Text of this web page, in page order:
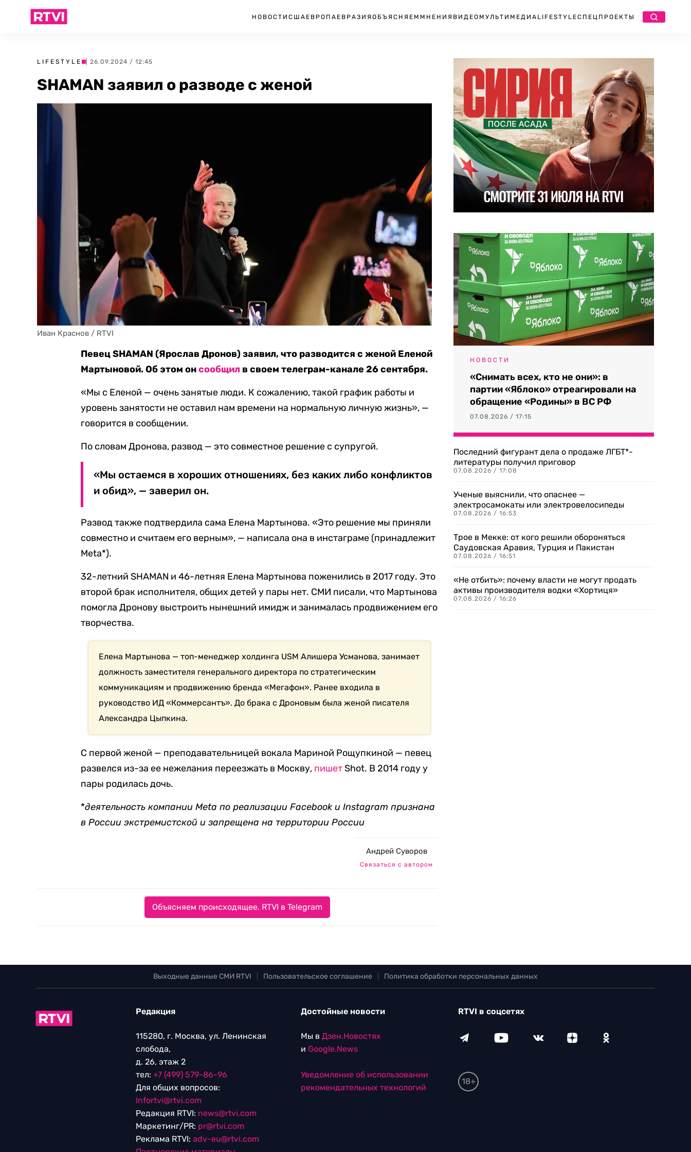
НОВОСТИ США ЕВРОПА ЕВРАЗИЯ ОБЪЯСНЯЕМ МНЕНИЯ ВИДЕО МУЛЬТИМЕДИА LIFESTYLEСПЕЦПРОЕКТЫ
LIFESTYLE | 26.09.2024 / 12:45
SHAMAN заявил о разводе с женой
Иван Краснов / RTVI
Певец SHAMAN (Ярослав Дронов) заявил, что разводится с женой Еленой
Мартыновой. Об этом онсообщил в своем телеграм-канале 26 сентября.
«Мы с Еленой — очень занятые люди. К сожалению, такой график работы и
уровень занятости не оставил нам времени на нормальную личную жизнь», —
говорится в сообщении.
По словам Дронова, развод — это совместное решение с супругой.
«Мы остаемся в хороших отношениях, без каких либо конфликтов
и обид», — заверил он.
Развод также подтвердила сама Елена Мартынова. «Это решение мы приняли
совместно и считаем его верным», — написала она в инстаграме (принадлежит
Meta*).
32-летний SHAMAN и 46-летняя Елена Мартынова поженились в 2017 году. Это
второй брак исполнителя, общих детей у пары нет. СМИ писали, что Мартынова
помогла Дронову выстроить нынешний имидж и занималась продвижением его
творчества.
Елена Мартынова — топ-менеджер холдинга USM Алишера Усманова, занимает
должность заместителя генерального директора по стратегическим
коммуникациям и продвижению бренда «Мегафон». Ранее входила в
руководство ИД «Коммерсантъ». До брака с Дроновым была женой писателя
Александра Цыпкина.
С первой женой — преподавательницей вокала Мариной Рощупкиной — певец
развелся из-за ее нежелания переезжать в Москву, пишетShot. В 2014 году у
пары родилась дочь.
*деятельность компании Meta по реализации Facebook и Instagram признана
в России экстремистской и запрещена на территории России
Андрей Суворов
Связаться с автором
Объясняем происходящее. RTVI в Telegram
НОВОСТИ
«Снимать всех, кто не они»: в
партии «Яблоко» отреагировали на
обращение «Родины» в ВС РФ
07.08.2026 / 17:15
Последний фигурант дела о продаже ЛГБТ*-
литературы получил приговор
07.08.2026 / 17:08
Ученые выяснили, что опаснее —
электросамокаты или электровелосипеды
07.08.2026 / 16:53
Трое в Мекке: от кого решили обороняться
Саудовская Аравия, Турция и Пакистан
07.08.2026 / 16:51
«Не отбить»: почему власти не могут продать
активы производителя водки «Хортиця»
07.08.2026 / 16:26
Выходные данные СМИ RTVI Пользовательское соглашение Политика обработки персональных данных
Редакция
115280, г. Москва, ул. Ленинская
слобода,
д. 26, этаж 2
тел: +7 (499) 579-86-96
Для общих вопросов:
Infortvi@rtvi.com
Редакция RTVI: news@rtvi.com
Маркетинг/PR: pr@rtvi.com
Реклама RTVI: adv-eu@rtvi.com
Достойные новости
Мы в Дзен.Новостях
и Google.News
Уведомление об использовании
рекомендательных технологий
RTVI в соцсетях
18+